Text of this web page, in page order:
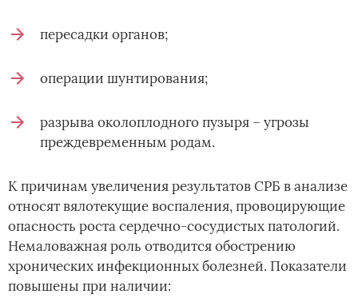
пересадки органов;
операции шунтирования;
разрыва околоплодного пузыря – угрозы
преждевременным родам.
К причинам увеличения результатов СРБ в анализе
относят вялотекущие воспаления, провоцирующие
опасность роста сердечно-сосудистых патологий.
Немаловажная роль отводится обострению
хронических инфекционных болезней. Показатели
повышены при наличии: